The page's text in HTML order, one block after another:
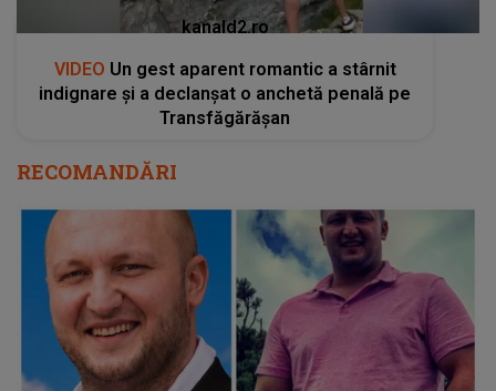
kanald2.ro
VIDEO Un gest aparent romantic a stârnit
indignare și a declanșat o anchetă penală pe
Transfăgărășan
RECOMANDĂRI